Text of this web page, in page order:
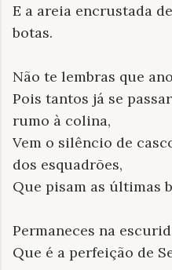
E a areia encrustada
botas.
Não te lembras que
Pois tantos já se
rumo à colina,
Vem o silêncio de
dos esquadrões,
Que pisam as últimas
Permaneces na
Que é a perfeição de